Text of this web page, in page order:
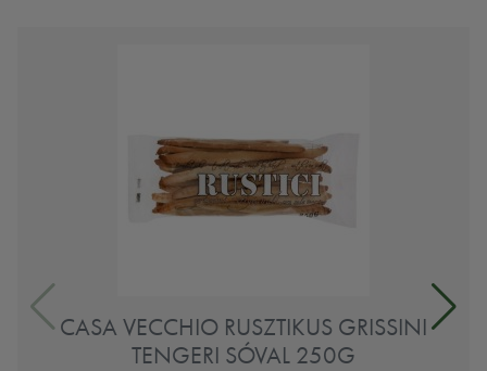
CASA VECCHIO RUSZTIKUS GRISSINI
TENGERI SÓVAL 250G